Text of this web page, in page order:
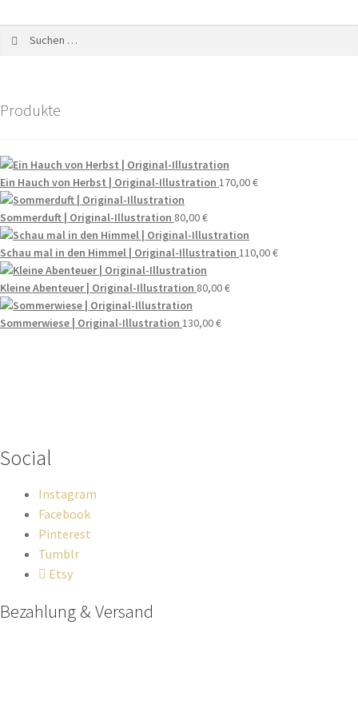
Produkte
Ein Hauch von Herbst | Original-Illustration 170,00€
Sommerduft | Original-Illustration 80,00€
Schau mal in den Himmel | Original-Illustration 110,00€
Kleine Abenteuer | Original-Illustration 80,00€
Sommerwiese | Original-Illustration 130,00€
Social
Instagram
Facebook
Pinterest
Tumblr
Etsy
Bezahlung & Versand